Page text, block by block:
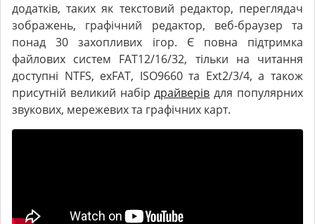
додатків, таких як текстовий редактор, переглядач
зображень, графічний редактор, веб-браузер та
понад 30 захопливих ігор. Є повна підтримка
файлових систем FAT12/16/32, тільки на читання
доступні NTFS, exFAT, ISO9660 та Ext2/3/4, а також
присутній великий набірдрайверів для популярних
звукових, мережевих та графічних карт.